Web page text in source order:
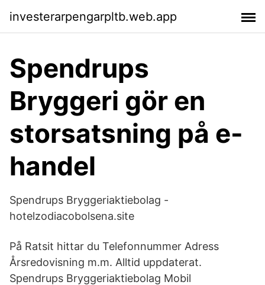
investerarpengarpltb.web.app
Spendrups
Bryggeri gör en
storsatsning på e-
handel
Spendrups Bryggeriaktiebolag -
hotelzodiacobolsena.site
På Ratsit hittar du Telefonnummer Adress
Årsredovisning m.m. Alltid uppdaterat.
Spendrups Bryggeriaktiebolag Mobil